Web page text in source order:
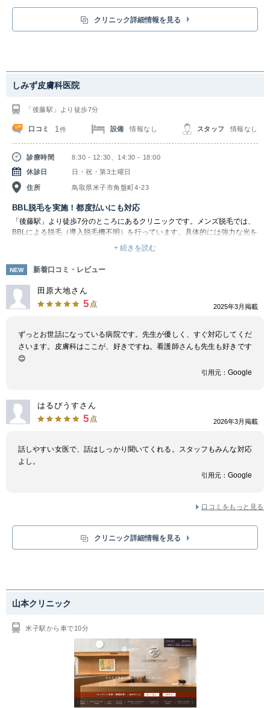
クリニック詳細情報を見る
しみず皮膚科医院
「後藤駅」より徒歩7分
口コミ 1 件 設備 情報なし スタッフ 情報なし
診療時間
8:30 - 12:30、14:30 - 18:00
休診日
日・祝・第3土曜日
住所 鳥取県米子市角盤町4-23
BBL脱毛を実施！都度払いにも対応
「後藤駅」より徒歩7分のところにあるクリニックです。メンズ脱毛では、
BBLによる脱毛（導入脱毛機不明）を行っています。具体的には強力な光を
あてて、毛根にダメージを与える仕組みです。6～8週おきに3～5回程度、
照射を繰り返します。これにより、徐々に毛が薄くなっていきます。
メンズ脱毛では、1回ごとの都度払いに対応しています。人気のヒゲ脱毛や
パーツ別脱毛といった豊富なメニューが揃っており、お肌のお悩みに応じて
選べるようになっています。必要な回数だけ施術を受けられることで、お財
布に優しくリーズナブルです。お肌の状態や脱毛の仕上がり具合をチェック
しながら、スタッフと相談してプランを決められるので安心です。
+ 続きを読む
NEW 新着口コミ・レビュー
田原大地さん
5 点 2025年3月掲載
ずっとお世話になっている病院です。先生が優しく、すぐ対応してくだ
さいます。皮膚科はここが、好きですね。看護師さんも先生も好きです
😊
引用元： Google
はるぴうすさん
5 点 2026年3月掲載
話しやすい女医で、話はしっかり聞いてくれる。スタッフもみんな対応
よし。
引用元： Google
口コミをもっと見る
クリニック詳細情報を見る
山本クリニック
米子駅から車で10分